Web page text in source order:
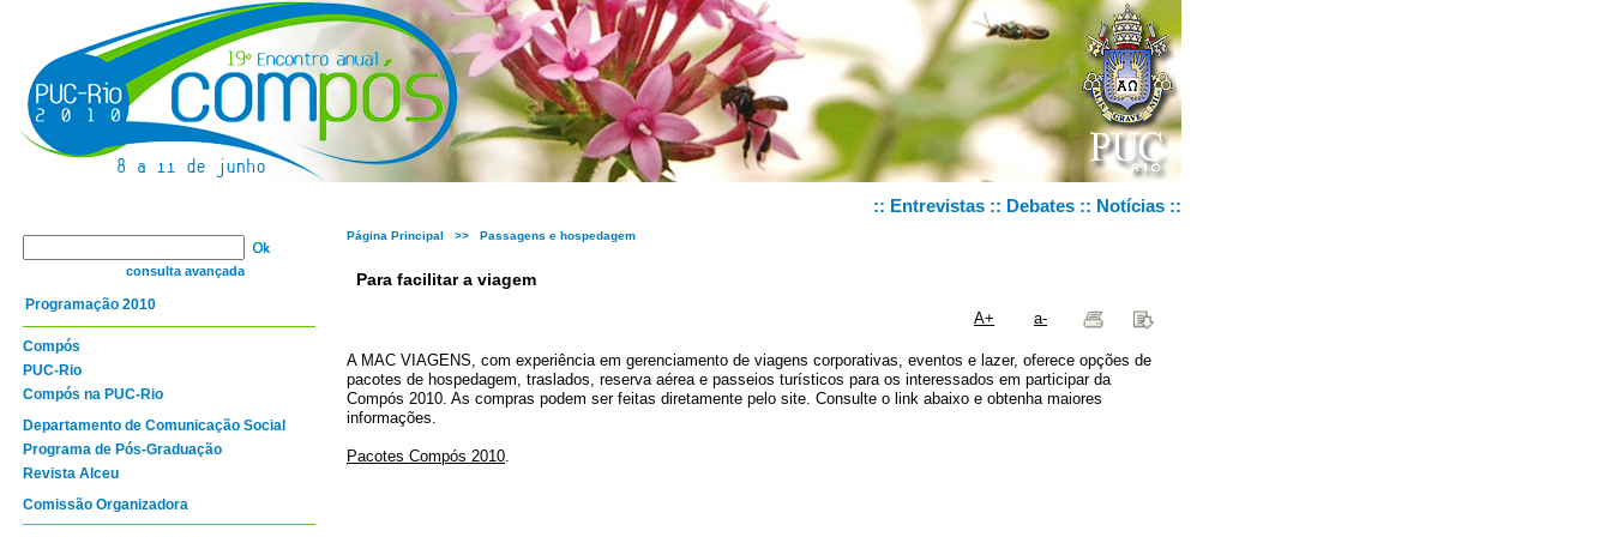
:: Entrevistas :: Debates :: Notícias ::
consulta avançada
Programação 2010
Compós
PUC-Rio
Compós na PUC-Rio
Departamento de Comunicação Social
Programa de Pós-Graduação
Revista Alceu
Comissão Organizadora
Página Principal >> Passagens e hospedagem
Para facilitar a viagem
A+ a-
A MAC VIAGENS, com experiência em gerenciamento de viagens corporativas, eventos e lazer, oferece opções de
pacotes de hospedagem, traslados, reserva aérea e passeios turísticos para os interessados em participar da
Compós 2010. As compras podem ser feitas diretamente pelo site. Consulte o link abaixo e obtenha maiores
informações.
Pacotes Compós 2010.